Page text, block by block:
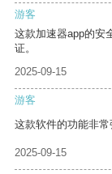
游客
这款加速器app的安
证。
2025-09-15
游客
这款软件的功能非常
2025-09-15